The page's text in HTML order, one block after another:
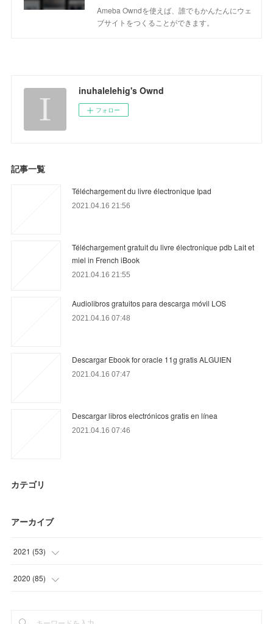
Ameba Owndを使えば、誰でもかんたんにウェ
ブサイトをつくることができます。
inuhalelehig's Ownd
フォロー
記事一覧
Téléchargement du livre électronique Ipad
2021.04.16 21:56
Téléchargement gratuit du livre électronique pdb Lait et
miel in French iBook
2021.04.16 21:55
Audiolibros gratuitos para descarga móvil LOS
2021.04.16 07:48
Descargar Ebook for oracle 11g gratis ALGUIEN
2021.04.16 07:47
Descargar libros electrónicos gratis en línea
2021.04.16 07:46
カテゴリ
アーカイブ
2021 (53)
(14 )
2020 (85)